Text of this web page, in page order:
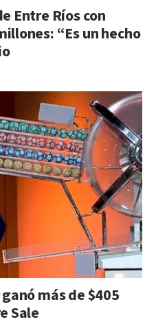
Entre Ríos con
“Es un hecho
más de $405
Sale